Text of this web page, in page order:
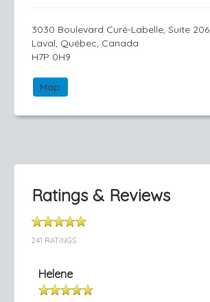
3030 Boulevard Curé-Labelle, Suite 206
Laval, Québec, Canada
H7P 0H9
Map
Ratings & Reviews
241 RATINGS
Helene